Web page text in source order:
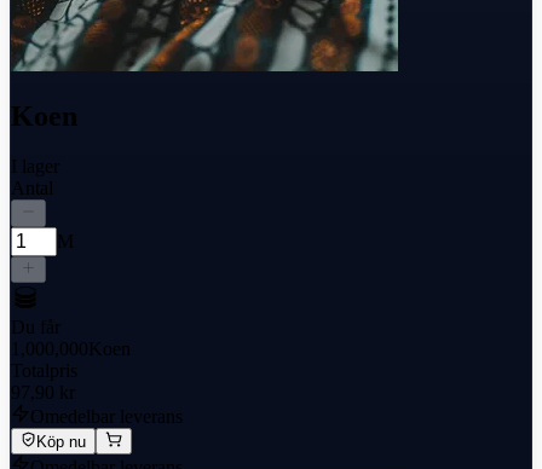
Koen
I lager
Antal
M
Du får
1,000,000Koen
Totalpris
97,90 kr
Omedelbar leverans
Köp nu